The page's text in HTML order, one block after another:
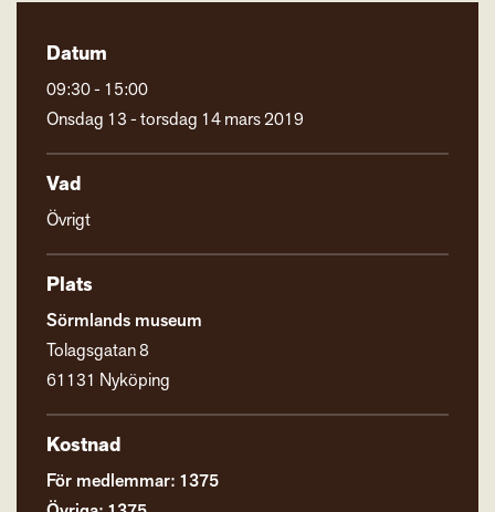
Datum
09:30 - 15:00
Onsdag 13 - torsdag 14 mars 2019
Vad
Övrigt
Plats
Sörmlands museum
Tolagsgatan 8
61131 Nyköping
Kostnad
För medlemmar: 1375